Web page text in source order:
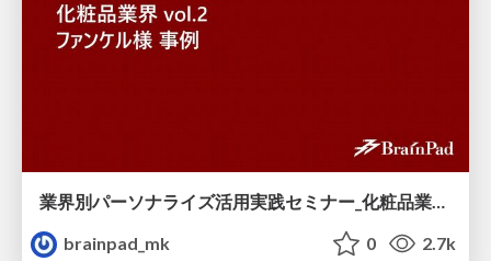
業界別パーソナライズ活用実践セミナー_化粧品業界_vol.2_ファンケル様_事例.pdf
brainpad_mk
0 2.7k